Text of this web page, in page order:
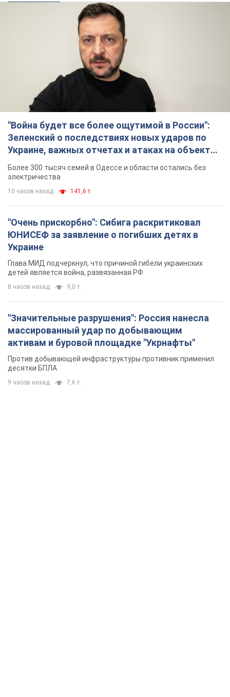
"Война будет все более ощутимой в России":
Зеленский о последствиях новых ударов по
Украине, важных отчетах и атаках на объекты
противника. Видео
Более 300 тысяч семей в Одессе и области остались без
электричества
10 часов назад 141,6 т.
"Очень прискорбно": Сибига раскритиковал
ЮНИСЕФ за заявление о погибших детях в
Украине
Глава МИД подчеркнул, что причиной гибели украинских
детей является война, развязанная РФ
8 часов назад 9,0 т.
"Значительные разрушения": Россия нанесла
массированный удар по добывающим
активам и буровой площадке "Укрнафты"
Против добывающей инфраструктуры противник применил
десятки БПЛА
9 часов назад 7,6 т.